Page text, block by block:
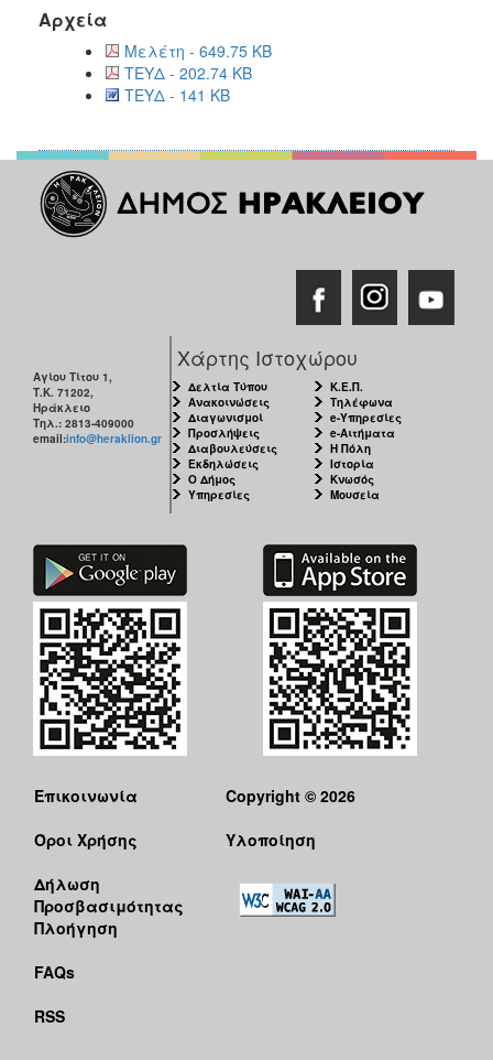
Αρχεία
Μελέτη - 649.75 KB
ΤΕΥΔ - 202.74 KB
ΤΕΥΔ - 141 KB
Αγίου Τίτου 1,
Τ.Κ. 71202,
Ηράκλειο
Τηλ.: 2813-409000
email:info@heraklion.gr
Χάρτης Ιστοχώρου
Δελτία Τύπου
Ανακοινώσεις
Διαγωνισμοί
Προσλήψεις
Διαβουλεύσεις
Εκδηλώσεις
Ο Δήμος
Υπηρεσίες
Κ.Ε.Π.
Τηλέφωνα
e-Υπηρεσίες
e-Αιτήματα
Η Πόλη
Ιστορία
Κνωσός
Μουσεία
Επικοινωνία
Όροι Χρήσης
Δήλωση
Προσβασιμότητας
Πλοήγηση
FAQs
RSS
Copyright © 2026
Υλοποίηση